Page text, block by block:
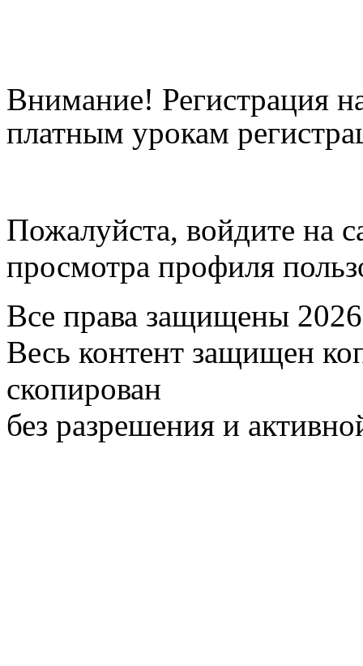
Внимание! Регистрация
платным урокам
Пожалуйста, войдите на
просмотра профиля
Все права защищены 2026
Весь контент защищен
скопирован
без разрешения и